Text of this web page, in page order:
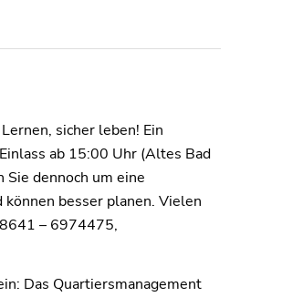
sicher leben! Ein
ab 15:00 Uhr (Altes Bad
dennoch um eine
besser planen. Vielen
– 6974475,
Das Quartiersmanagement